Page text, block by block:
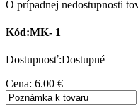
O prípadnej nedostupnosti
Kód:MK- 1
Dostupnosť:Dostupné
Cena: 6.00 €